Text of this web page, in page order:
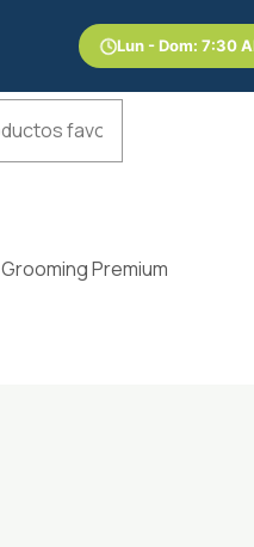
Lun - Dom: 7:30
Grooming Premium